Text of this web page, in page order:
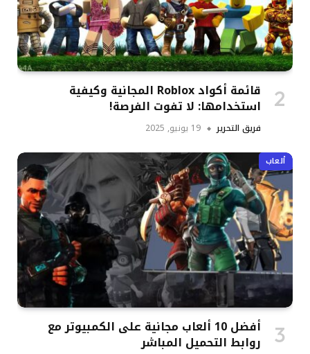
قائمة أكواد Roblox المجانية وكيفية
استخدامها: لا تفوت الفرصة!
فريق التحرير 19 يونيو, 2025
ألعاب
أفضل 10 ألعاب مجانية على الكمبيوتر مع
روابط التحميل المباشر